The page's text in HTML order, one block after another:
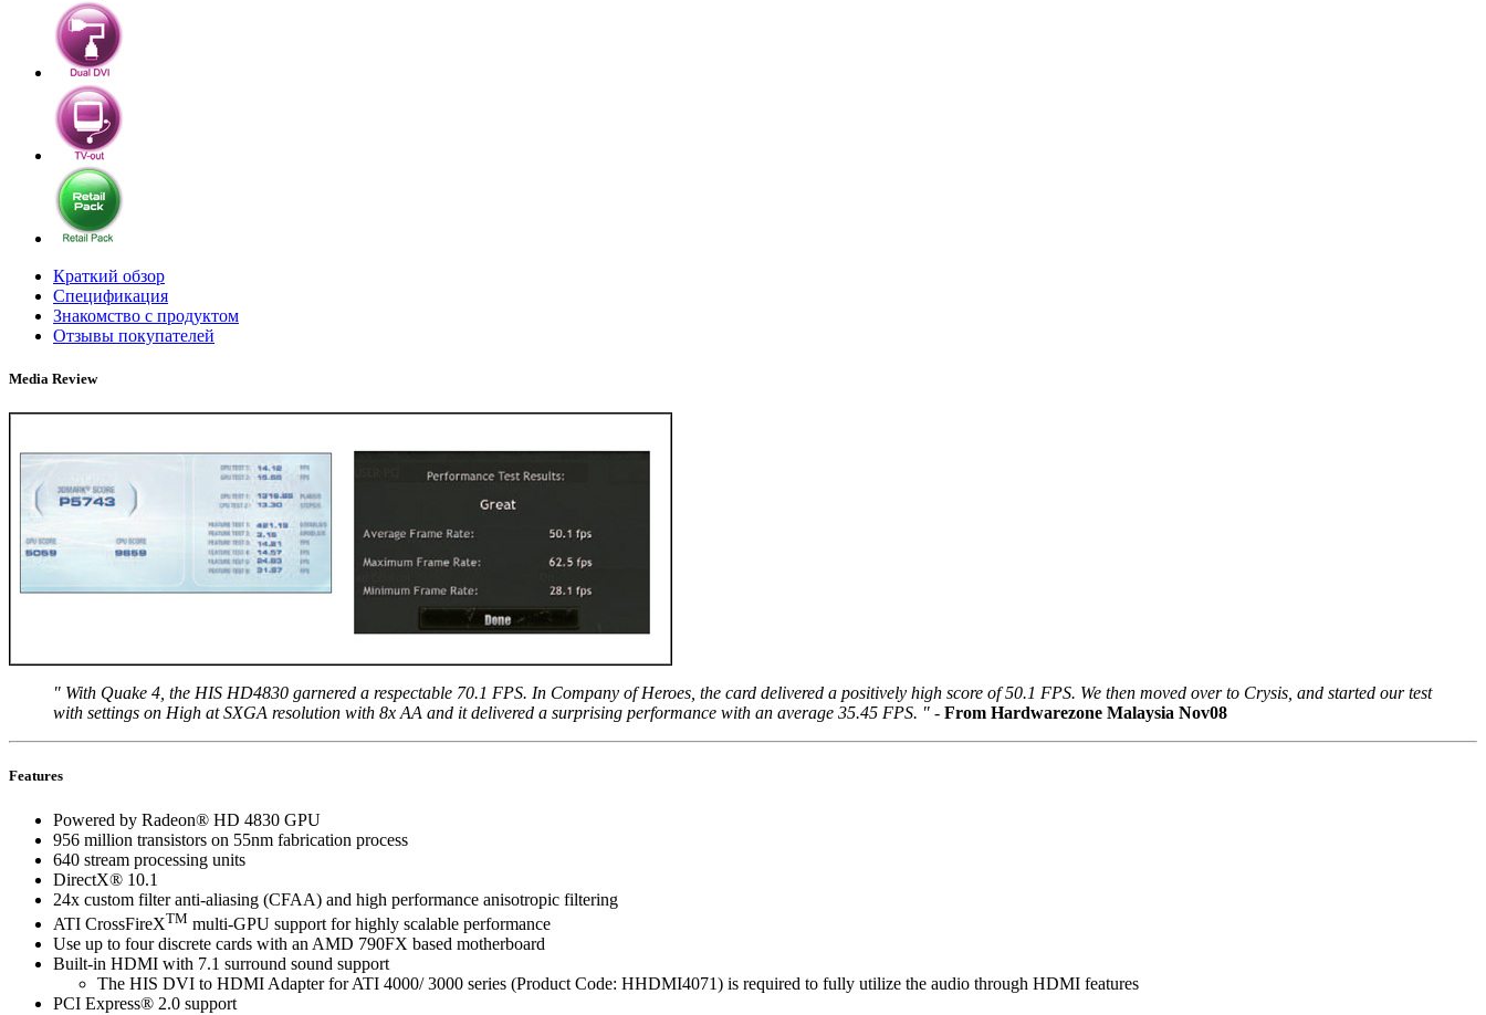
Краткий обзор
Спецификация
Знакомство с продуктом
Отзывы покупателей
Media Review
" With Quake 4, the HIS HD4830 garnered a respectable 70.1 FPS. In Company of Heroes, the card delivered a positively high score of 50.1 FPS. We then moved over to Crysis, and started our test
with settings on High at SXGA resolution with 8x AA and it delivered a surprising performance with an average 35.45 FPS. " - From Hardwarezone Malaysia Nov08
Features
Powered by Radeon® HD 4830 GPU
956 million transistors on 55nm fabrication process
640 stream processing units
DirectX® 10.1
24x custom filter anti-aliasing (CFAA) and high performance anisotropic filtering
ATI CrossFireXTM multi-GPU support for highly scalable performance
Use up to four discrete cards with an AMD 790FX based motherboard
Built-in HDMI with 7.1 surround sound support
The HIS DVI to HDMI Adapter for ATI 4000/ 3000 series (Product Code: HHDMI4071) is required to fully utilize the audio through HDMI features
PCI Express® 2.0 support